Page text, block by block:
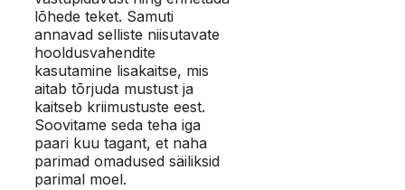
lõhede teket. Samuti
annavad selliste niisutavate
hooldusvahendite
kasutamine lisakaitse, mis
aitab tõrjuda mustust ja
kaitseb kriimustuste eest.
Soovitame seda teha iga
paari kuu tagant, et naha
parimad omadused säiliksid
parimal moel.